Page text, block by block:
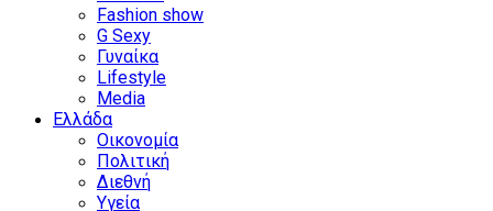
Fashion show
G Sexy
Γυναίκα
Lifestyle
Media
Ελλάδα
Οικονομία
Πολιτική
Διεθνή
Υγεία